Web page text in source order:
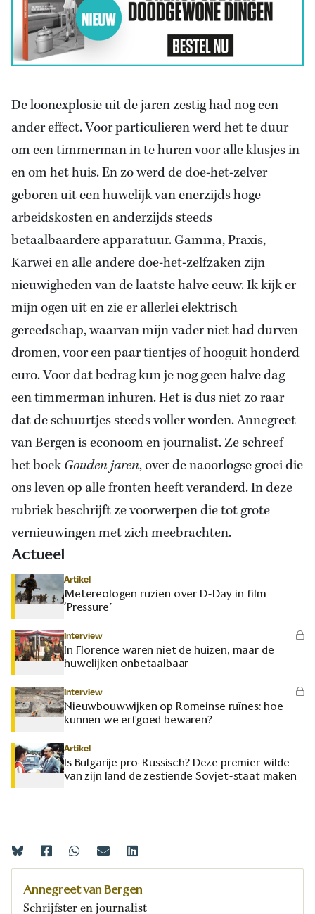
De loonexplosie uit de jaren zestig had nog een
ander effect. Voor particulieren werd het te duur
om een timmerman in te huren voor alle klusjes in
en om het huis. En zo werd de doe-het-zelver
geboren uit een huwelijk van enerzijds hoge
arbeidskosten en anderzijds steeds
betaalbaardere apparatuur. Gamma, Praxis,
Karwei en alle andere doe-het-zelfzaken zijn
nieuwigheden van de laatste halve eeuw. Ik kijk er
mijn ogen uit en zie er allerlei elektrisch
gereedschap, waarvan mijn vader niet had durven
dromen, voor een paar tientjes of hooguit honderd
euro. Voor dat bedrag kun je nog geen halve dag
een timmerman inhuren. Het is dus niet zo raar
dat de schuurtjes steeds voller worden. Annegreet
van Bergen is econoom en journalist. Ze schreef
het boekGouden jaren, over de naoorlogse groei die
ons leven op alle fronten heeft veranderd. In deze
rubriek beschrijft ze voorwerpen die tot grote
vernieuwingen met zich meebrachten.
Actueel
Artikel
Metereologen ruziën over D-Day in film
‘Pressure’
Interview
In Florence waren niet de huizen, maar de
huwelijken onbetaalbaar
Interview
Nieuwbouwwijken op Romeinse ruïnes: hoe
kunnen we erfgoed bewaren?
Artikel
Is Bulgarije pro-Russisch? Deze premier wilde
van zijn land de zestiende Sovjet-staat maken
Annegreet van Bergen
Schrijfster en journalist